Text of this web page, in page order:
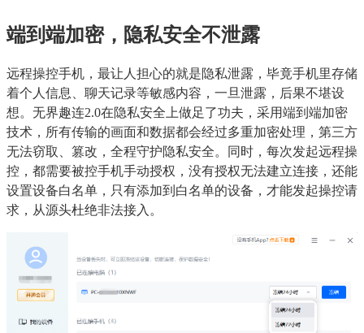
端到端加密，隐私安全不泄露
远程操控手机，最让人担心的就是隐私泄露，毕竟手机里存储
着个人信息、聊天记录等敏感内容，一旦泄露，后果不堪设
想。无界趣连2.0在隐私安全上做足了功夫，采用端到端加密
技术，所有传输的画面和数据都会经过多重加密处理，第三方
无法窃取、篡改，全程守护隐私安全。同时，每次发起远程操
控，都需要被控手机手动授权，没有授权无法建立连接，还能
设置设备白名单，只有添加到白名单的设备，才能发起操控请
求，从源头杜绝非法接入。